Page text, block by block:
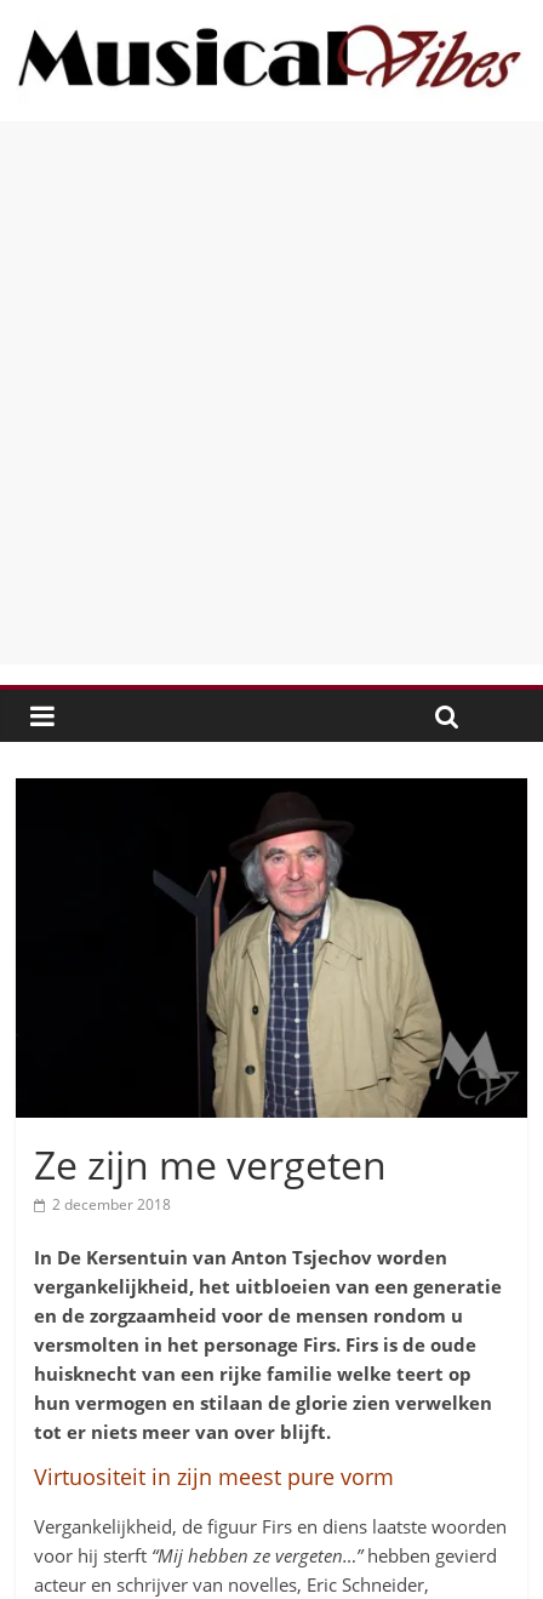
Ze zijn me vergeten
2 december 2018
In De Kersentuin van Anton Tsjechov worden
vergankelijkheid, het uitbloeien van een generatie
en de zorgzaamheid voor de mensen rondom u
versmolten in het personage Firs. Firs is de oude
huisknecht van een rijke familie welke teert op
hun vermogen en stilaan de glorie zien verwelken
tot er niets meer van over blijft.
Virtuositeit in zijn meest pure vorm
Vergankelijkheid, de figuur Firs en diens laatste woorden
voor hij sterft “Mij hebben ze vergeten…”hebben gevierd
acteur en schrijver van novelles, Eric Schneider,